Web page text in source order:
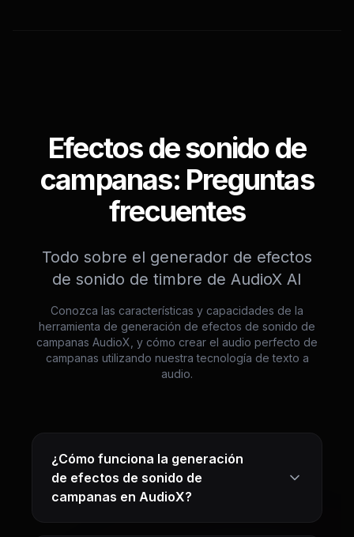
Efectos de sonido de
campanas: Preguntas
frecuentes
Todo sobre el generador de efectos
de sonido de timbre de AudioX AI
Conozca las características y capacidades de la
herramienta de generación de efectos de sonido de
campanas AudioX, y cómo crear el audio perfecto de
campanas utilizando nuestra tecnología de texto a
audio.
¿Cómo funciona la generación
de efectos de sonido de
campanas en AudioX?